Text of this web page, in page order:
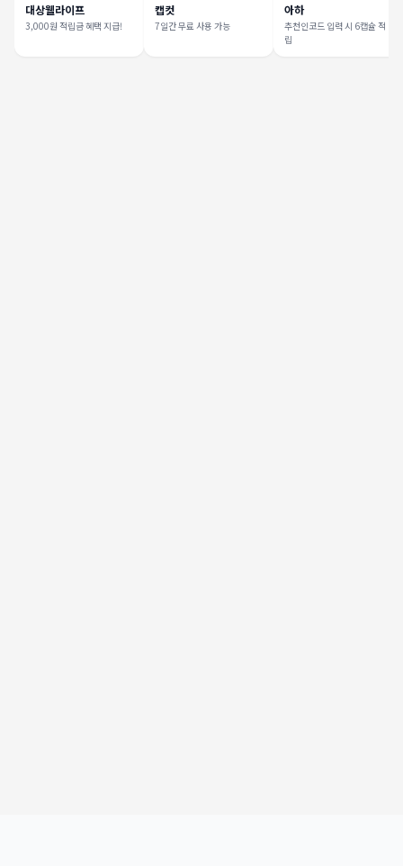
대상웰라이프
3,000원 적립금 혜택 지급!
캡컷
7일간 무료 사용 가능
아하
추천인코드 입력 시 6캡슐 적
립